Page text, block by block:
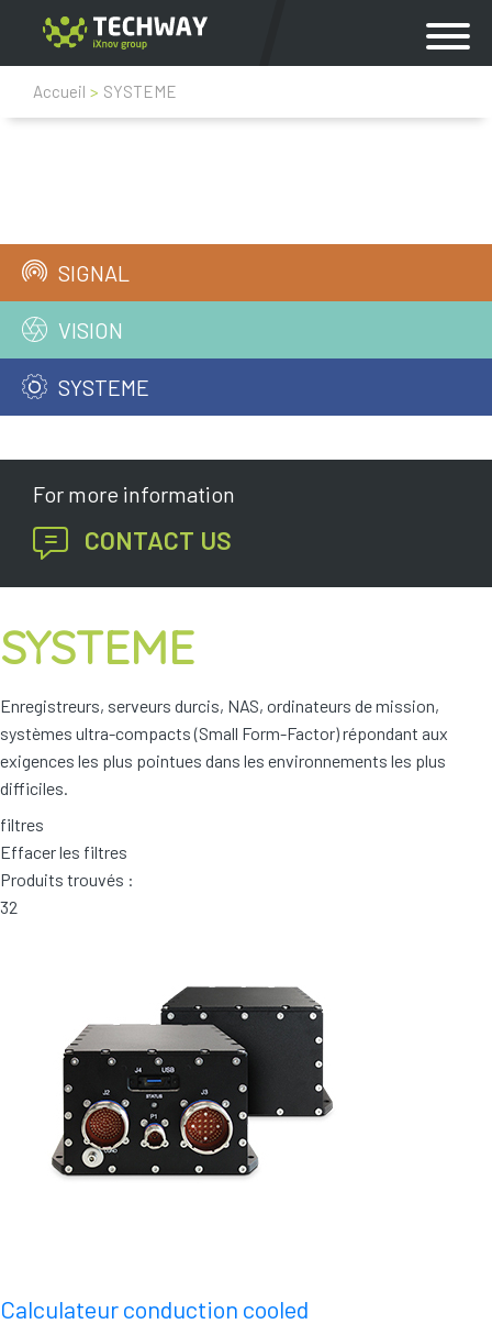
Accueil > SYSTEME
SIGNAL
Plateformes
NAS
VISION
Enregistreurs
SYSTEME
For more information
CONTACT US
SYSTEME
Enregistreurs, serveurs durcis, NAS, ordinateurs de mission,
systèmes ultra-compacts (Small Form-Factor) répondant aux
exigences les plus pointues dans les environnements les plus
difficiles.
filtres
Effacer les filtres
Produits trouvés :
32
Calculateur conduction cooled